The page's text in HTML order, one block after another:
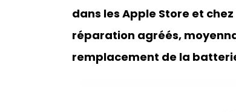
dans les Apple Store et
réparation agréés,
remplacement de la